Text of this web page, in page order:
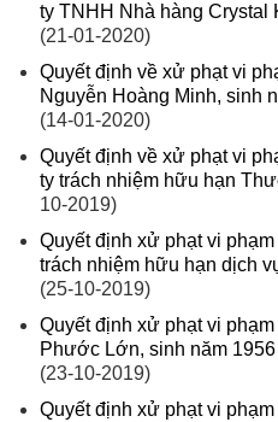
ty TNHH Nhà hàng Crystal
(21-01-2020)
Quyết định về xử phạt vi
Nguyễn Hoàng Minh, sinh
(14-01-2020)
Quyết định về xử phạt vi
ty trách nhiệm hữu hạn
10-2019)
Quyết định xử phạt vi
trách nhiệm hữu hạn dịch
(25-10-2019)
Quyết định xử phạt vi
Phước Lớn, sinh năm
(23-10-2019)
Quyết định xử phạt vi